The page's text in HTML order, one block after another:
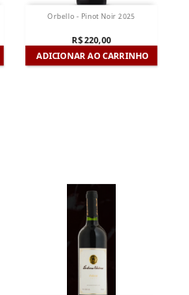
Orbello - Pinot Noir 2025
R$ 220,00
ADICIONAR AO CARRINHO